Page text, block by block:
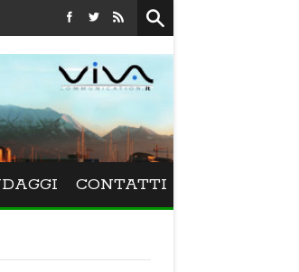
La Versiliana - Maurizio Schweizer porta alla Versiliana
CONTATTI